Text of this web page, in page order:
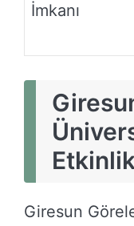
İmkanı
Giresun